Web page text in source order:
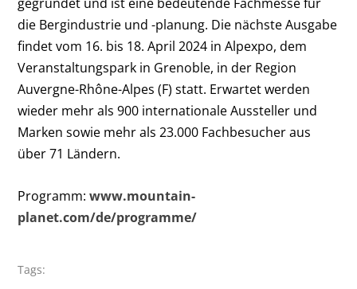
die Bergindustrie und -planung. Die nächste Ausgabe
findet vom 16. bis 18. April 2024 in Alpexpo, dem
Veranstaltungspark in Grenoble, in der Region
Auvergne-Rhône-Alpes (F) statt. Erwartet werden
wieder mehr als 900 internationale Aussteller und
Marken sowie mehr als 23.000 Fachbesucher aus
über 71 Ländern.
Programm:www.mountain-
planet.com/de/programme/
Tags: